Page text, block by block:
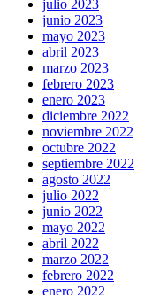
julio 2023
junio 2023
mayo 2023
abril 2023
marzo 2023
febrero 2023
enero 2023
diciembre 2022
noviembre 2022
octubre 2022
septiembre 2022
agosto 2022
julio 2022
junio 2022
mayo 2022
abril 2022
marzo 2022
febrero 2022
enero 2022